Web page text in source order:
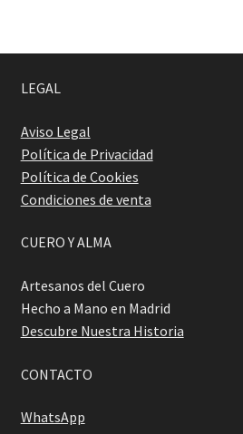
LEGAL
Aviso Legal
Política de Privacidad
Política de Cookies
Condiciones de venta
CUERO Y ALMA
Artesanos del Cuero
Hecho a Mano en Madrid
Descubre Nuestra Historia
CONTACTO
WhatsApp